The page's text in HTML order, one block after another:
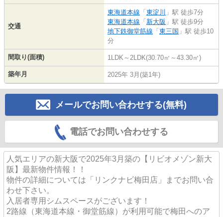
交通
東海道本線 「 東淀川 」駅 徒歩7分
東海道本線 「 新大阪 」駅 徒歩9分
地下鉄御堂筋線 「 東三国 」駅 徒歩10
分
間取り(面積) 1LDK～2LDK(30.70㎡～43.30㎡)
築年月 2025年 3月(築1年)
メールでお問い合わせする(無料)
電話でお問い合わせする
人気エリアの新大阪で2025年3月築の【リビオメゾン新大
阪】最新物件情報！！
物件の詳細については「リンクナビ梅田店」までお問い合
わせ下さい。
入居者専用シムスペースがございます！
2路線（東海道本線・御堂筋線）が利用可能で梅田へのア